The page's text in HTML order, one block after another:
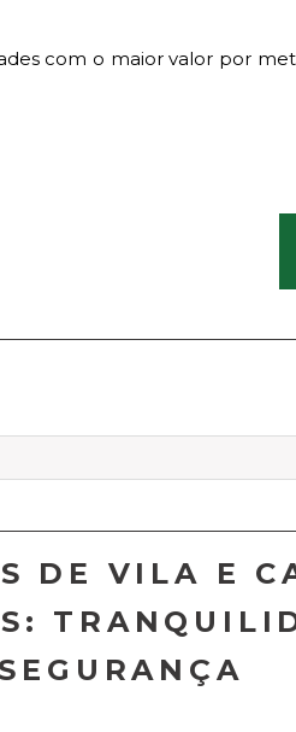
com o maior valor por
DE VILA E